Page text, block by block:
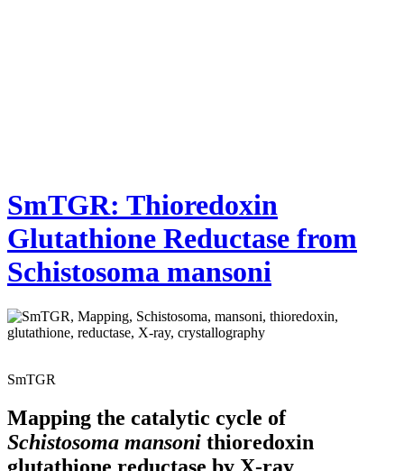
SmTGR: Thioredoxin
Glutathione Reductase from
Schistosoma mansoni
SmTGR
Mapping the catalytic cycle of
Schistosoma mansoni thioredoxin
glutathione reductase by X-ray